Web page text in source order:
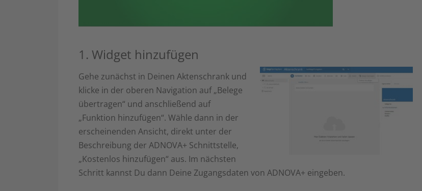
1. Widget hinzufügen
Gehe zunächst in Deinen Aktenschrank und
klicke in der oberen Navigation auf „Belege
übertragen“ und anschließend auf
„Funktion hinzufügen“. Wähle dann in der
erscheinenden Ansicht, direkt unter der
Beschreibung der ADNOVA+ Schnittstelle,
„Kostenlos hinzufügen“ aus. Im nächsten
Schritt kannst Du dann Deine Zugangsdaten von ADNOVA+ eingeben.